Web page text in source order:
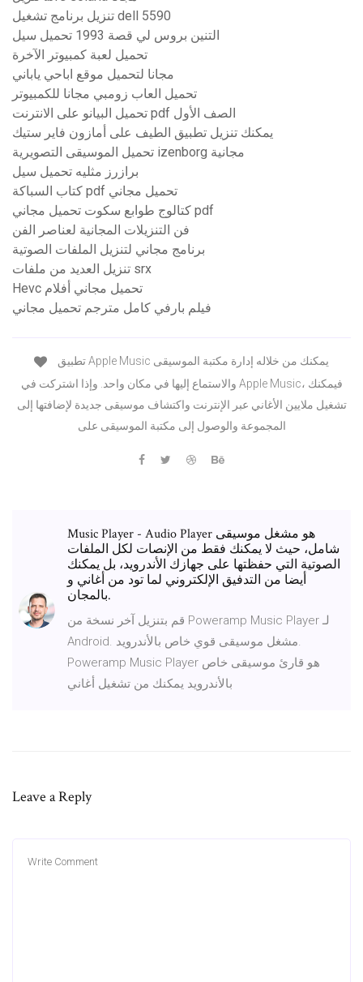
تنزيل برنامج تشغيل dell 5590
التنين بروس لي قصة 1993 تحميل سيل
تحميل لعبة كمبيوتر الآخرة
مجانا لتحميل موقع اباحي ياباني
تحميل العاب زومبي مجانا للكمبيوتر
تحميل البيانو على الانترنت pdf الصف الأول
يمكنك تنزيل تطبيق الطيف على أمازون فاير ستيك
تحميل الموسيقى التصويرية izenborg مجانية
برازرز مثليه تحميل سيل
كتاب السباكة pdf تحميل مجاني
كتالوج طوابع سكوت تحميل مجاني pdf
فن التنزيلات المجانية لعناصر الفن
برنامج مجاني لتنزيل الملفات الصوتية
تنزيل العديد من ملفات srx
Hevc تحميل مجاني أفلام
فيلم بارفي كامل مترجم تحميل مجاني
والاستماع إليها في مكان واحد. وإذا اشتركت في Apple Music، فيمكنك
تشغيل ملايين الأغاني عبر الإنترنت واكتشاف موسيقى جديدة لإضافتها إلى
المجموعة والوصول إلى مكتبة الموسيقى على
Music Player - Audio Player هو مشغل موسيقى
شامل، حيث لا يمكنك فقط من الإنصات لكل الملفات
الصوتية التي حفظتها على جهازك الأندرويد، بل يمكنك
أيضا من التدفيق الإلكتروني لما تود من أغاني و
بالمجان.
قم بتنزيل آخر نسخة من Poweramp Music Player لـ
Android. مشغل موسيقى قوي خاص بالأندرويد.
Poweramp Music Player هو قارئ موسيقى خاص
بالأندرويد يمكنك من تشغيل أغاني
Leave a Reply